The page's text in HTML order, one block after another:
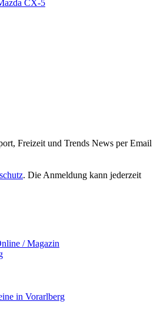
CX-5
Freizeit und Trends News per Email
. Die Anmeldung kann jederzeit
/ Magazin
in Vorarlberg